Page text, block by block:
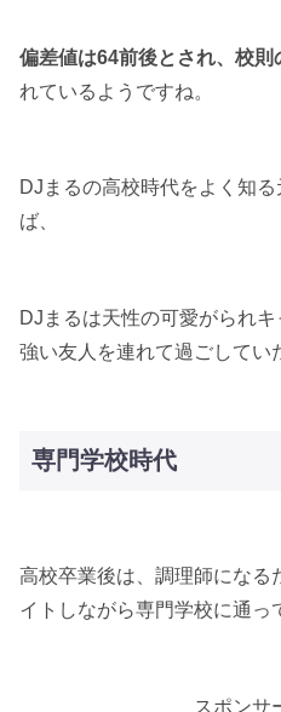
偏差値は64前後とされ、校則
れているようですね。
DJまるの高校時代をよく知
ば、
DJまるは天性の可愛がられ
強い友人を連れて過ごしてい
専門学校時代
高校卒業後は、調理師になる
イトしながら専門学校に通っ
スポンサ